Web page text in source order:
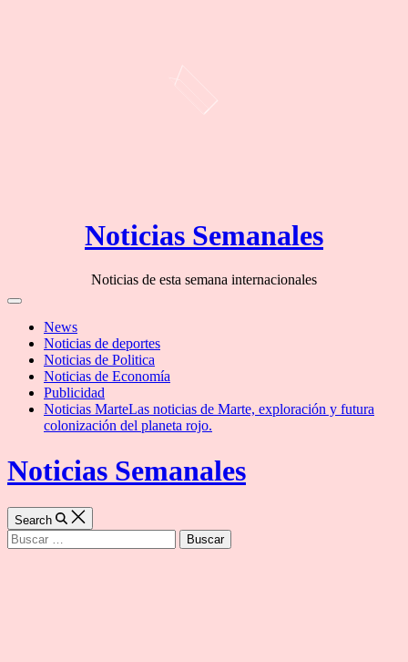
Noticias Semanales
Noticias de esta semana internacionales
Off
CanvasNews
Noticias de deportes
Noticias de Politica
Noticias de Economía
Publicidad
Noticias MarteLas noticias de Marte, exploración y futura
colonización del planeta rojo.
Noticias Semanales
Search
Buscar: